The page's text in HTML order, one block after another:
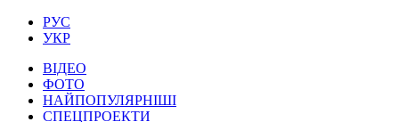
РУС
УКР
ВІДЕО
ФОТО
НАЙПОПУЛЯРНІШІ
СПЕЦПРОЕКТИ